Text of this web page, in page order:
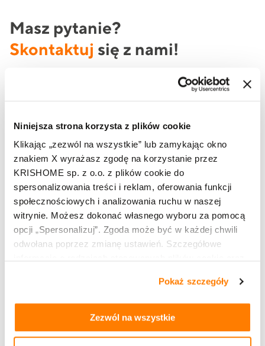
Niniejsza strona korzysta z plików cookie
Klikając „zezwól na wszystkie” lub zamykając okno
znakiem X wyrażasz zgodę na korzystanie przez
KRISHOME sp. z o.o. z plików cookie do
spersonalizowania treści i reklam, oferowania funkcji
społecznościowych i analizowania ruchu w naszej
witrynie. Możesz dokonać własnego wyboru za pomocą
opcji „Spersonalizuj”. Zgoda może być w każdej chwili
odwołana poprzez zmianę ustawień. Szczegółowe
tym, jak korzystasz z naszej witryny, znajdziesz w
prywatności i cookies.
Pokaż szczegóły
Zezwól na wszystkie
Masz pytanie?
Skontaktuj się z nami!
Jeżeli potrzebujesz oferty produktowej lub szukasz
Imię i nazwisko
Telefon